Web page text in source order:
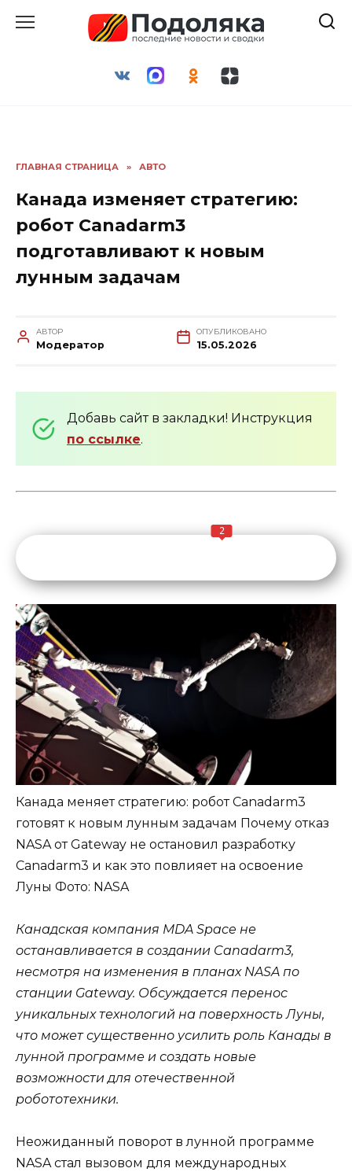
ГЛАВНАЯ СТРАНИЦА » АВТО
Канада изменяет стратегию:
робот Canadarm3
подготавливают к новым
лунным задачам
АВТОР
Модератор
ОПУБЛИКОВАНО
15.05.2026
Добавь сайт в закладки! Инструкция
по ссылке.
2
Канада меняет стратегию: робот Canadarm3
готовят к новым лунным задачам Почему отказ
NASA от Gateway не остановил разработку
Canadarm3 и как это повлияет на освоение
Луны Фото: NASA
Канадская компания MDA Space не
останавливается в создании Canadarm3,
несмотря на изменения в планах NASA по
станции Gateway. Обсуждается перенос
уникальных технологий на поверхность Луны,
что может существенно усилить роль Канады в
лунной программе и создать новые
возможности для отечественной
робототехники.
Неожиданный поворот в лунной программе
NASA стал вызовом для международных